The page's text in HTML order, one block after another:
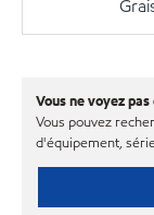
Vous ne voyez
Vous pouvez
d'équipement,